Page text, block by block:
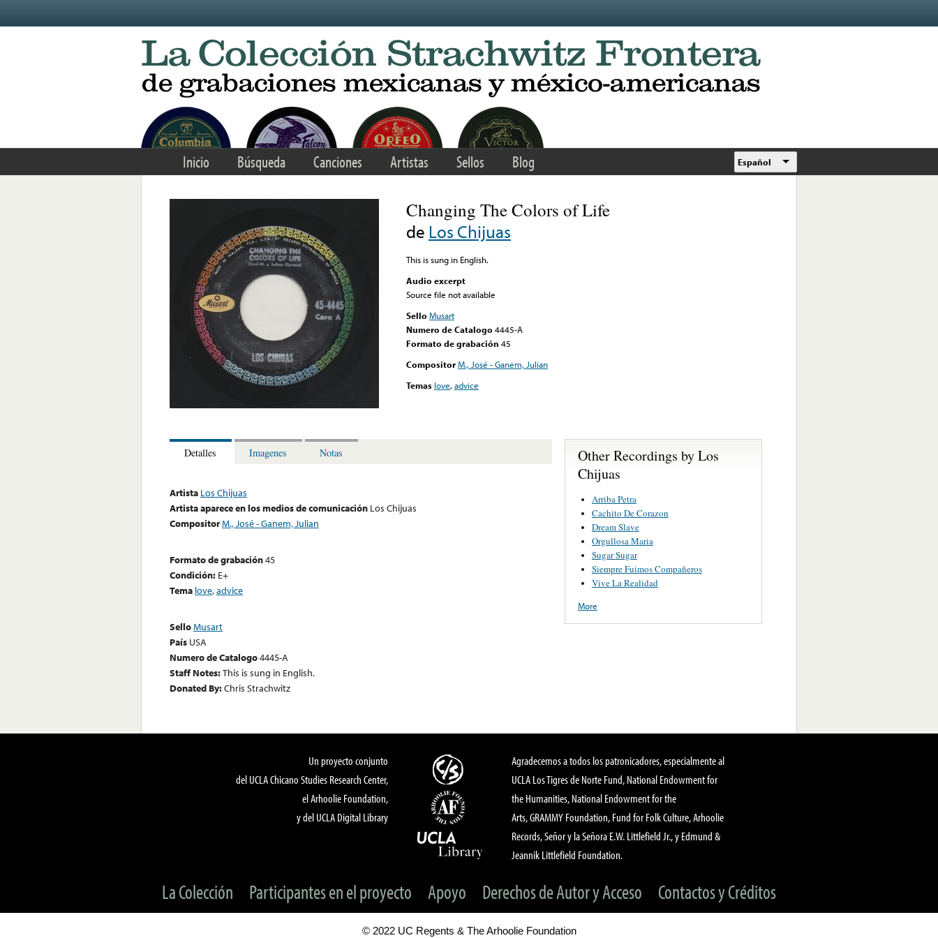
Inicio Búsqueda Canciones Artistas Sellos Blog Español
Changing The Colors of Life
de Los Chijuas
This is sung in English.
Audio excerpt
Source file not available
Sello Musart
Numero de Catalogo 4445-A
Formato de grabación 45
CompositorM., José - Ganem, Julian
Temas love,advice
Detalles Imagenes Notas
Artista Los Chijuas
Artista aparece en los medios de comunicación Los Chijuas
CompositorM., José - Ganem, Julian
Formato de grabación45
Condición: E+
Tema love,advice
SelloMusart
País USA
Numero de Catalogo4445-A
Staff Notes:This is sung in English.
Donated By:Chris Strachwitz
Other Recordings by Los
Chijuas
Arriba Petra
Cachito De Corazon
Dream Slave
Orgullosa Maria
Sugar Sugar
Siempre Fuimos Compañeros
Vive La Realidad
More
Un proyecto conjunto
del UCLA Chicano Studies Research Center,
el Arhoolie Foundation,
y del UCLA Digital Library
Agradecemos a todos los patronicadores, especialmente al
UCLA Los Tigres de Norte Fund, National Endowment for
the Humanities, National Endowment for the
Arts, GRAMMY Foundation, Fund for Folk Culture, Arhoolie
Records, Señor y la Señora E.W. Littlefield Jr., y Edmund &
Jeannik Littlefield Foundation.
La Colección Participantes en el proyecto Apoyo Derechos de Autor y Acceso Contactos y Créditos
© 2022 UC Regents & The Arhoolie Foundation